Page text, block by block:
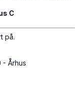
C
på.
- Århus